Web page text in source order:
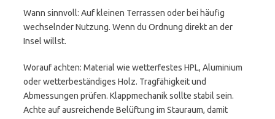
Wann sinnvoll: Auf kleinen Terrassen oder bei häufig
wechselnder Nutzung. Wenn du Ordnung direkt an der
Insel willst.
Worauf achten: Material wie wetterfestes HPL, Aluminium
oder wetterbeständiges Holz. Tragfähigkeit und
Abmessungen prüfen. Klappmechanik sollte stabil sein.
Achte auf ausreichende Belüftung im Stauraum, damit